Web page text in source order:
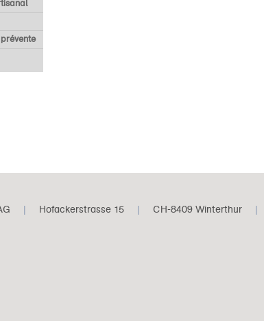
| Hofackerstrasse 15 | CH-8409 Winterthur |